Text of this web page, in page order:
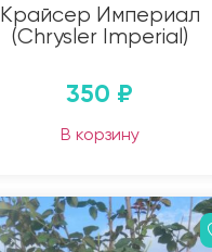
Крайсер Империал
(Chrysler Imperial)
350 ₽
В корзину